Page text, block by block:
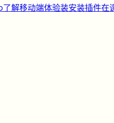
了解移动端体验装安装插件在